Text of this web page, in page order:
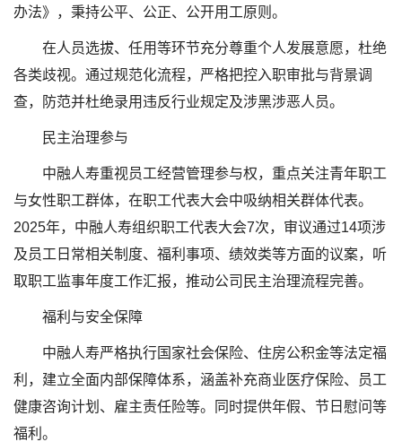
办法》，秉持公平、公正、公开用工原则。
在人员选拔、任用等环节充分尊重个人发展意愿，杜绝
各类歧视。通过规范化流程，严格把控入职审批与背景调
查，防范并杜绝录用违反行业规定及涉黑涉恶人员。
民主治理参与
中融人寿重视员工经营管理参与权，重点关注青年职工
与女性职工群体，在职工代表大会中吸纳相关群体代表。
2025年，中融人寿组织职工代表大会7次，审议通过14项涉
及员工日常相关制度、福利事项、绩效类等方面的议案，听
取职工监事年度工作汇报，推动公司民主治理流程完善。
福利与安全保障
中融人寿严格执行国家社会保险、住房公积金等法定福
利，建立全面内部保障体系，涵盖补充商业医疗保险、员工
健康咨询计划、雇主责任险等。同时提供年假、节日慰问等
福利。